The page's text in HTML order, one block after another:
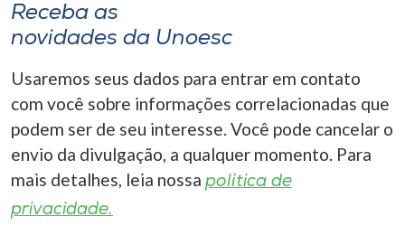
Receba as
novidades da Unoesc
Usaremos seus dados para entrar em contato
com você sobre informações correlacionadas que
podem ser de seu interesse. Você pode cancelar o
envio da divulgação, a qualquer momento. Para
mais detalhes, leia nossa política de
privacidade.